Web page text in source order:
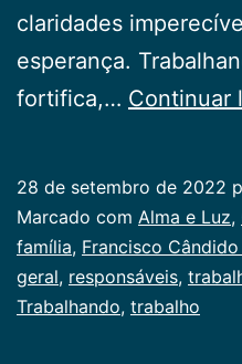
claridades
esperança.
fortifica,… Continuar
28 de setembro de 2022
Categorizado
como
Publicogeral
Marcado com Alma e Luz,
família, Francisco
geral, responsáveis,
Trabalhando, trabalho